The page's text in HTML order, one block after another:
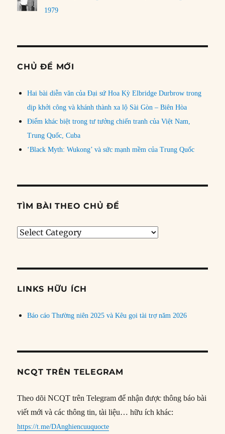
1979
CHỦ ĐỀ MỚI
Hai bài diễn văn của Đại sứ Hoa Kỳ Elbridge Durbrow trong
dịp khởi công và khánh thành xa lộ Sài Gòn – Biên Hòa
Điểm khác biệt trong tư tưởng chiến tranh của Việt Nam,
Trung Quốc, Cuba
‘Black Myth: Wukong’ và sức mạnh mềm của Trung Quốc
TÌM BÀI THEO CHỦ ĐỀ
Tìm
đề
LINKS HỮU ÍCH
Báo cáo Thường niên 2025 và Kêu gọi tài trợ năm 2026
NCQT TRÊN TELEGRAM
Theo dõi NCQT trên Telegram để nhận được thông báo bài
viết mới và các thông tin, tài liệu… hữu ích khác:
https://t.me/DAnghiencuuquocte